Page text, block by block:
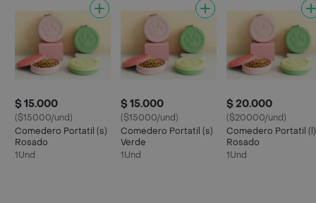
$ 15.000
($15000/und)
Comedero Portatil (s)
Rosado
1Und
$ 15.000
($15000/und)
Comedero Portatil (s)
Verde
1Und
$ 20.000
($20000/und)
Comedero Portatil (l)
Rosado
1Und